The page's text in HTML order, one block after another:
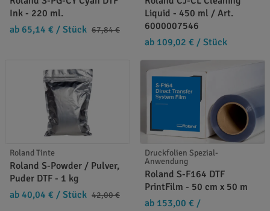
Ink - 220 ml.
ab 65,14 € / Stück 67,84 €
Liquid - 450 ml / Art.
6000007546
ab 109,02 € / Stück
Roland Tinte
Roland S-Powder / Pulver,
Puder DTF - 1 kg
ab 40,04 € / Stück 42,00 €
Druckfolien Spezial-
Anwendung
Roland S-F164 DTF
PrintFilm - 50 cm x 50 m
ab 153,00 € /